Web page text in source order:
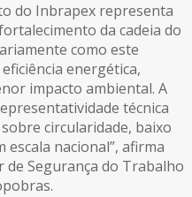
do Inbrapex representa
da cadeia do
como este
energética,
impacto ambiental. A
técnica
circularidade, baixo
nacional”, afirma
de Segurança do Trabalho